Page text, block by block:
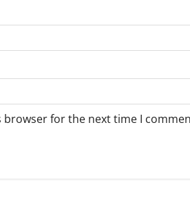
browser for the next time I